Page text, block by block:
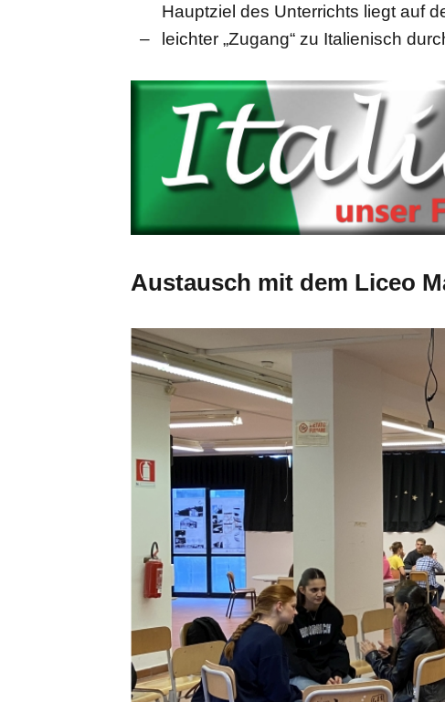
Hauptziel des Unterrichts liegt auf
leichter „Zugang“ zu Italienisch
Austausch mit dem Liceo